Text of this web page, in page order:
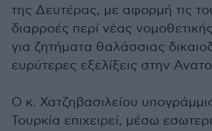
της Δευτέρας, με αφορμή τις
διαρροές περί νέας
για ζητήματα θαλάσσιας
ευρύτερες εξελίξεις στην
Ο κ. Χατζηβασιλείου
Τουρκία επιχειρεί, μέσω